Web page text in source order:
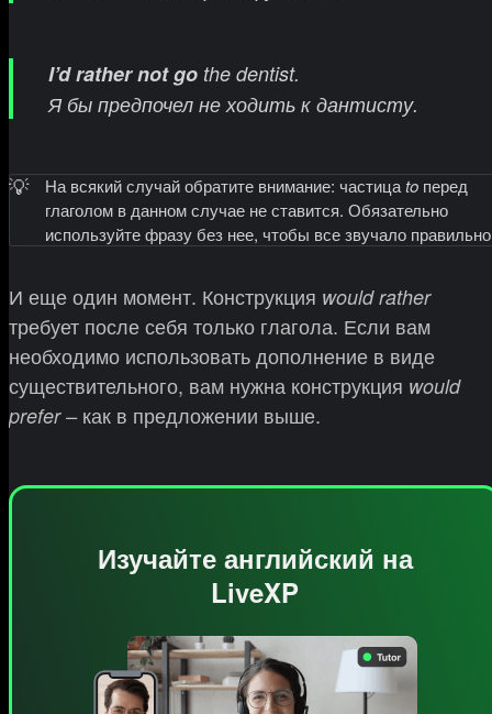
I’d rather not go the dentist.
Я бы предпочел не ходить к дантисту.
💡 На всякий случай обратите внимание: частицаtoперед
глаголом в данном случае не ставится. Обязательно
используйте фразу без нее, чтобы все звучало
И еще один момент. Конструкция would rather
требует после себя только глагола. Если вам
необходимо использовать дополнение в виде
существительного, вам нужна конструкция would
prefer – как в предложении выше.
Изучайте английский на
LiveXP